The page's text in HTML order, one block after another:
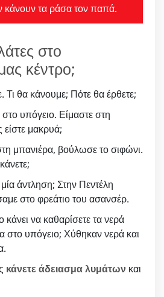
κάνουν τα ράσα τον παπά.
στο
κέντρο;
Τι θα κάνουμε; Πότε θα έρθετε;
υπόγειο. Είμαστε στη
είστε μακρυά;
μπανιέρα, βούλωσε το σιφώνι.
άντληση; Στην Πεντέλη
στο φρεάτιο του ασανσέρ.
να καθαρίσετε τα νερά
υπόγειο; Χύθηκαν νερά και
κάνετε άδειασμα λυμάτων και